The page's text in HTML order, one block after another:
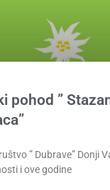
pohod ”
” Dubrave” Donji
i ove godine